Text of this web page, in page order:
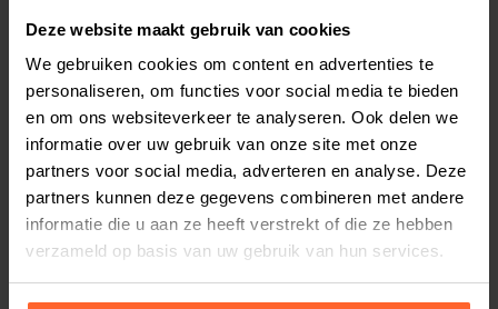
Deze website maakt gebruik van cookies
We gebruiken cookies om content en advertenties te
personaliseren, om functies voor social media te bieden
en om ons websiteverkeer te analyseren. Ook delen we
informatie over uw gebruik van onze site met onze
partners voor social media, adverteren en analyse. Deze
partners kunnen deze gegevens combineren met andere
informatie die u aan ze heeft verstrekt of die ze hebben
verzameld op basis van uw gebruik van hun services.
Kleur: beige.
Afmeting: 32 x 32 x 60 cm.
Productspecificaties
Stel uw bestelherinnering in:(2 weken)
Elke
2 weken
Elke
4 weken
Elke
Elke
8 weken
10 weken
Elke
12 weken